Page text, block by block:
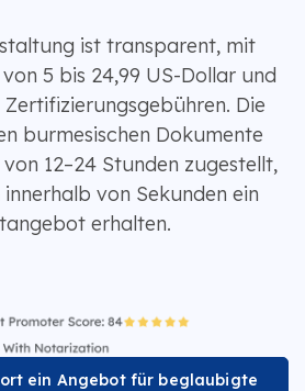
ist transparent, mit
5 bis 24,99 US-Dollar und
Die
burmesischen Dokumente
12–24 Stunden zugestellt,
von Sekunden ein
erhalten.
ein Angebot für beglaubigte